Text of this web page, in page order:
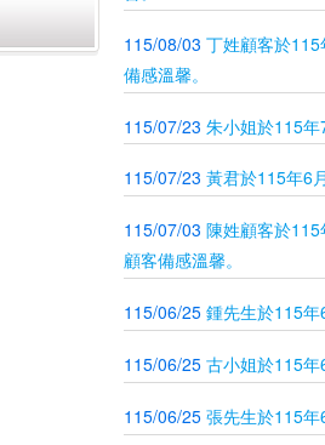
115/08/03 丁姓顧客於
備感溫馨。
115/07/23 朱小姐於115
115/07/23 黃君於115年6
115/07/03 陳姓顧客於
顧客備感溫馨。
115/06/25 鍾先生於115
115/06/25 古小姐於115
115/06/25 張先生於115